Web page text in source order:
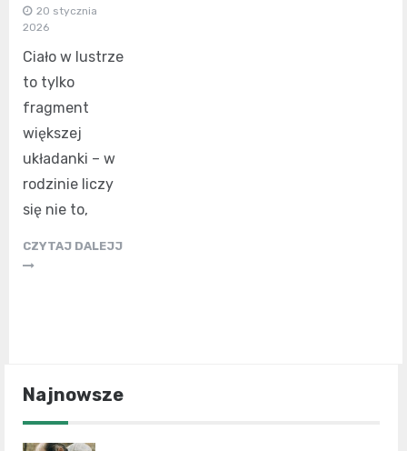
20 stycznia
2026
Ciało w lustrze
to tylko
fragment
większej
układanki – w
rodzinie liczy
się nie to,
CZYTAJ DALEJJ
Najnowsze